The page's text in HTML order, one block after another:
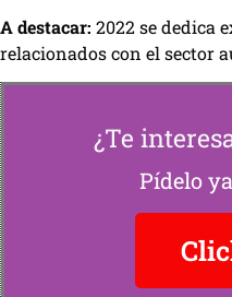
A destacar: 2022 se dedica
relacionados con el sector
¿Te
Pídelo